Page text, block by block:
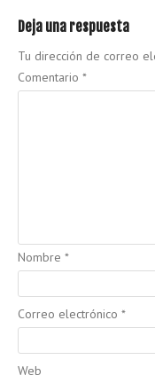
Deja una respuesta
Tu dirección de correo
Comentario *
Nombre *
Correo electrónico *
Web